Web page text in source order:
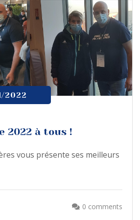
2022
2022 à tous !
vous présente ses meilleurs
0 comments